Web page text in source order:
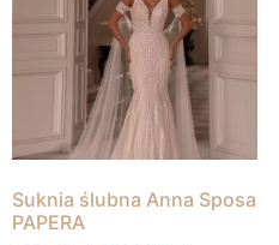
Suknia ślubna Anna Sposa
PAPERA